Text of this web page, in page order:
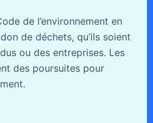
de l’environnement en
de déchets, qu’ils soient
ou des entreprises. Les
des poursuites pour